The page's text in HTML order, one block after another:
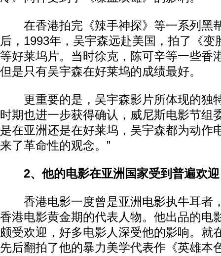
在香港拍完《辣手神探》等一系列黑
后，1993年，吴宇森远赴美国，拍了《变
等好莱坞片。当时徐克，陈可辛等一些香
但是只有吴宇森在好莱坞的成绩最好。
更重要的是，吴宇森影片所体现的独特
时期也进一步获得确认，威尼斯电影节组
是在亚洲还是在好莱坞，吴宇森都为动作
来了革命性的观念。”
2、他的电影在亚洲国家受到普遍欢迎
香港电影一度曾是亚洲电影执牛耳者
香港电影黄金期的代表人物。他出品的电
颇受欢迎，好多电影人深受他的影响。就
先后翻拍了他的暴力美学代表作《英雄本